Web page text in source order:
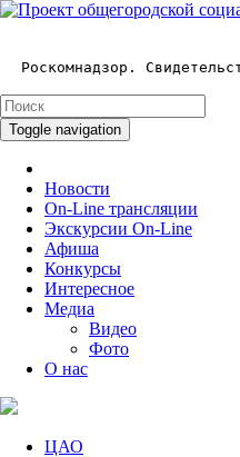
Роскомнадзор.
Toggle navigation
Новости
On-Line трансляции
Экскурсии On-Line
Афиша
Конкурсы
Интересное
Медиа
Видео
Фото
О нас
ЦАО